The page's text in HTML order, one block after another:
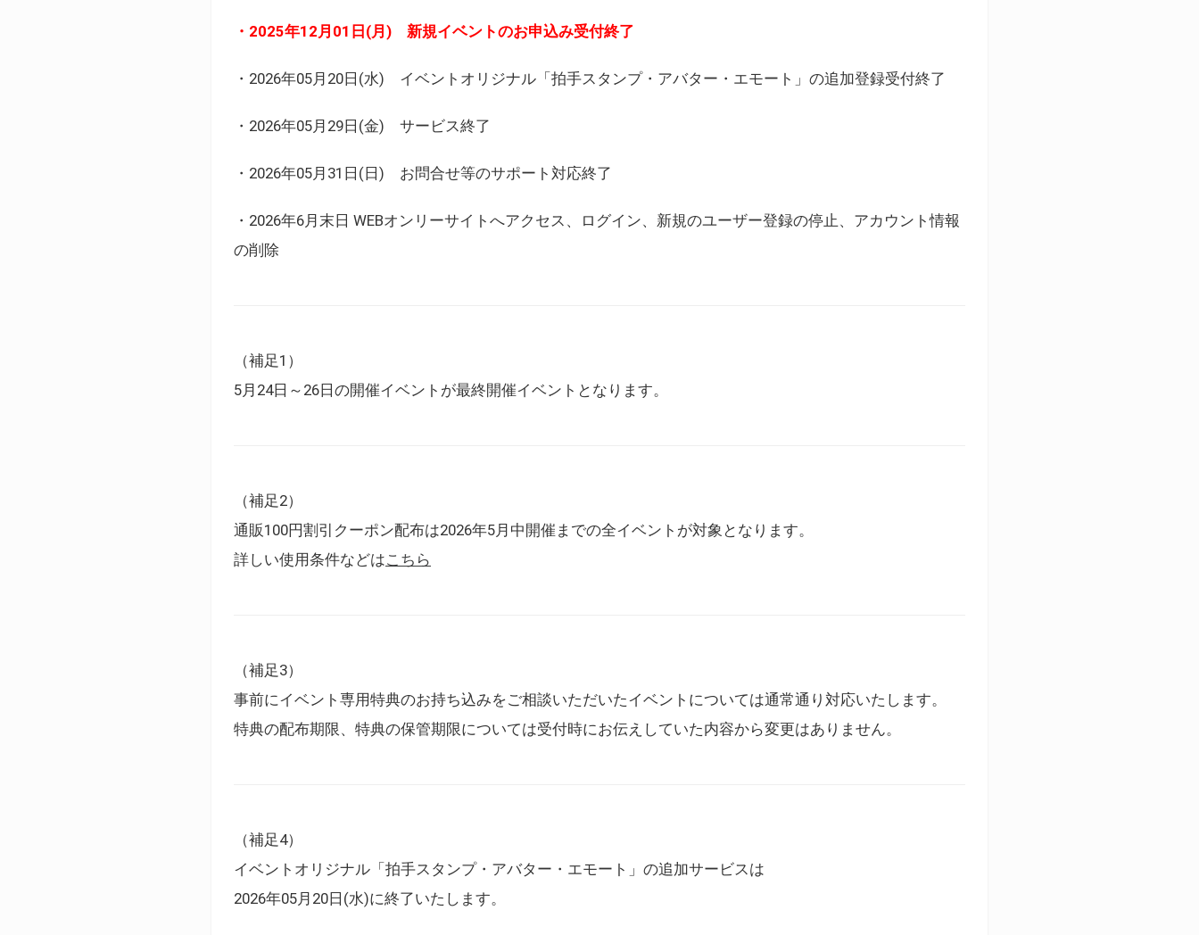
・2025年12月01日(月) 新規イベントのお申込み受付終了
・2026年05月20日(水) イベントオリジナル「拍手スタンプ・アバター・エモート」の追加登録受付終了
・2026年05月29日(金) サービス終了
・2026年05月31日(日) お問合せ等のサポート対応終了
・2026年6月末日 WEBオンリーサイトへアクセス、ログイン、新規のユーザー登録の停止、アカウント情報
の削除
（補足1）
5月24日～26日の開催イベントが最終開催イベントとなります。
（補足2）
通販100円割引クーポン配布は2026年5月中開催までの全イベントが対象となります。
詳しい使用条件などはこちら
（補足3）
事前にイベント専用特典のお持ち込みをご相談いただいたイベントについては通常通り対応いたします。
特典の配布期限、特典の保管期限については受付時にお伝えしていた内容から変更はありません。
（補足4）
イベントオリジナル「拍手スタンプ・アバター・エモート」の追加サービスは
2026年05月20日(水)に終了いたします。